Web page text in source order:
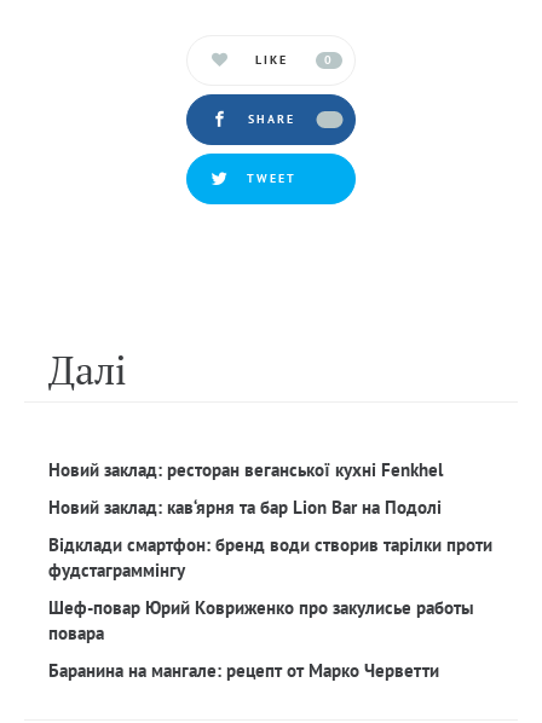
LIKE 0
SHARE
TWEET
Далi
Новий заклад: ресторан веганської кухні Fenkhel
Новий заклад: кав‘ярня та бар Lion Bar на Подолі
Відклади смартфон: бренд води створив тарілки проти
фудстаграммінгу
Шеф-повар Юрий Ковриженко про закулисье работы
повара
Баранина на мангале: рецепт от Марко Черветти